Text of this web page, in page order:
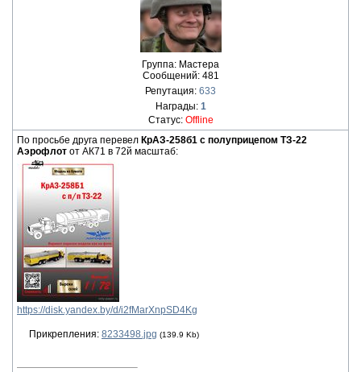
Группа: Мастера
Сообщений: 481
Репутация: 633
Награды: 1
Статус: Offline
По просьбе друга перевел КрАЗ-258б1 с полуприцепом ТЗ-22
Аэрофлот от АК71 в 72й масштаб:
https://disk.yandex.by/d/i2fMarXnpSD4Kg
Прикрепления: 8233498.jpg (139.9 Kb)